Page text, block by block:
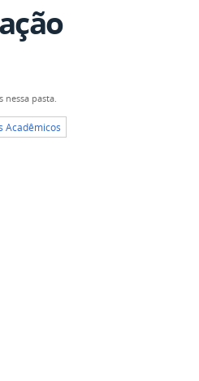
nessa pasta.
Acadêmicos